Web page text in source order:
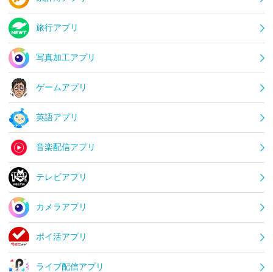
旅行アプリ
写真加工アプリ
ゲームアプリ
英語アプリ
音楽配信アプリ
テレビアプリ
カメラアプリ
ポイ活アプリ
ライブ配信アプリ